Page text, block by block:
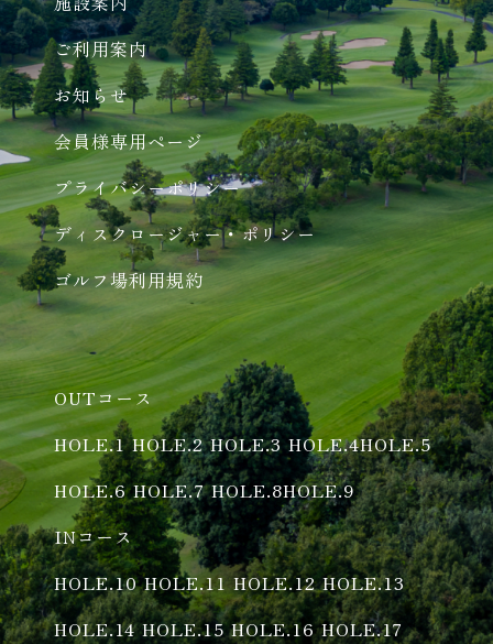
ご利用案内
お知らせ
会員様専用ページ
プライバシーポリシー
ディスクロージャー・ポリシー
ゴルフ場利用規約
OUTコース
HOLE.1 HOLE.2 HOLE.3 HOLE.4HOLE.5
HOLE.6 HOLE.7 HOLE.8HOLE.9
INコース
HOLE.10 HOLE.11 HOLE.12 HOLE.13
HOLE.14 HOLE.15 HOLE.16 HOLE.17